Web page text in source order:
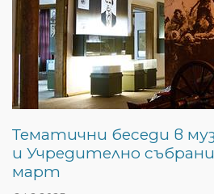
Тематични беседи в
и Учредително
март